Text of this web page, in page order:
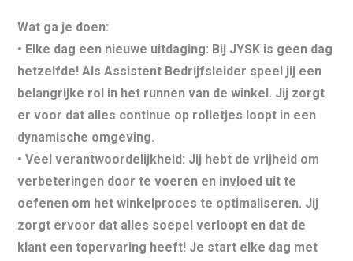
Wat ga je doen:
• Elke dag een nieuwe uitdaging: Bij JYSK is geen dag
hetzelfde! Als Assistent Bedrijfsleider speel jij een
belangrijke rol in het runnen van de winkel. Jij zorgt
er voor dat alles continue op rolletjes loopt in een
dynamische omgeving.
•Veel verantwoordelijkheid: Jij hebt de vrijheid om
verbeteringen door te voeren en invloed uit te
oefenen om het winkelproces te optimaliseren. Jij
zorgt ervoor dat alles soepel verloopt en dat de
klant een topervaring heeft! Je start elke dag met